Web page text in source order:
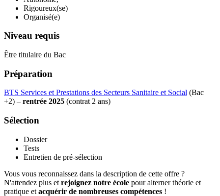
Rigoureux(se)
Organisé(e)
Niveau requis
Être titulaire du Bac
Préparation
BTS Services et Prestations des Secteurs Sanitaire et Social (Bac
+2) – rentrée 2025 (contrat 2 ans)
Sélection
Dossier
Tests
Entretien de pré-sélection
Vous vous reconnaissez dans la description de cette offre ?
N'attendez plus et rejoignez notre école pour alterner théorie et
pratique et acquérir de nombreuses compétences !